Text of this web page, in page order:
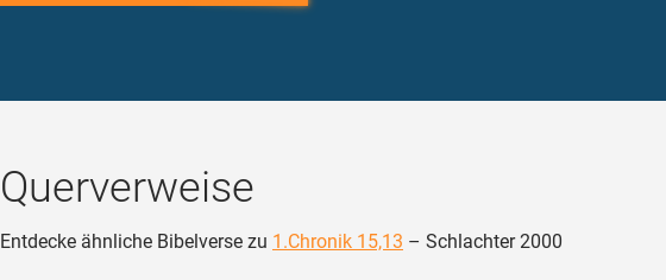
Querverweise
Entdecke ähnliche Bibelverse zu 1.Chronik 15,13 – Schlachter 2000